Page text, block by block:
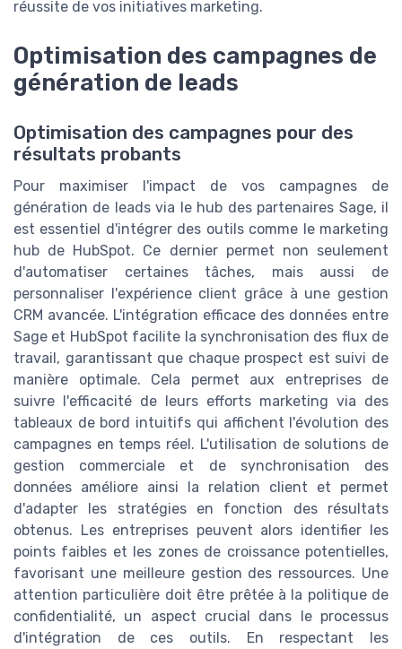
réussite de vos initiatives marketing.
Optimisation des campagnes de
génération de leads
Optimisation des campagnes pour des
résultats probants
Pour maximiser l'impact de vos campagnes de
génération de leads via le hub des partenaires Sage, il
est essentiel d'intégrer des outils comme le marketing
hub de HubSpot. Ce dernier permet non seulement
d'automatiser certaines tâches, mais aussi de
personnaliser l'expérience client grâce à une gestion
CRM avancée. L'intégration efficace des données entre
Sage et HubSpot facilite la synchronisation des flux de
travail, garantissant que chaque prospect est suivi de
manière optimale. Cela permet aux entreprises de
suivre l'efficacité de leurs efforts marketing via des
tableaux de bord intuitifs qui affichent l'évolution des
campagnes en temps réel. L'utilisation de solutions de
gestion commerciale et de synchronisation des
données améliore ainsi la relation client et permet
d'adapter les stratégies en fonction des résultats
obtenus. Les entreprises peuvent alors identifier les
points faibles et les zones de croissance potentielles,
favorisant une meilleure gestion des ressources. Une
attention particulière doit être prêtée à la politique de
confidentialité, un aspect crucial dans le processus
d'intégration de ces outils. En respectant les